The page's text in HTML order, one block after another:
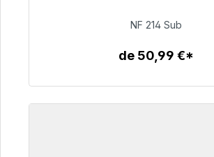
94,00 €
NF 214 Sub
de 50,99 €*